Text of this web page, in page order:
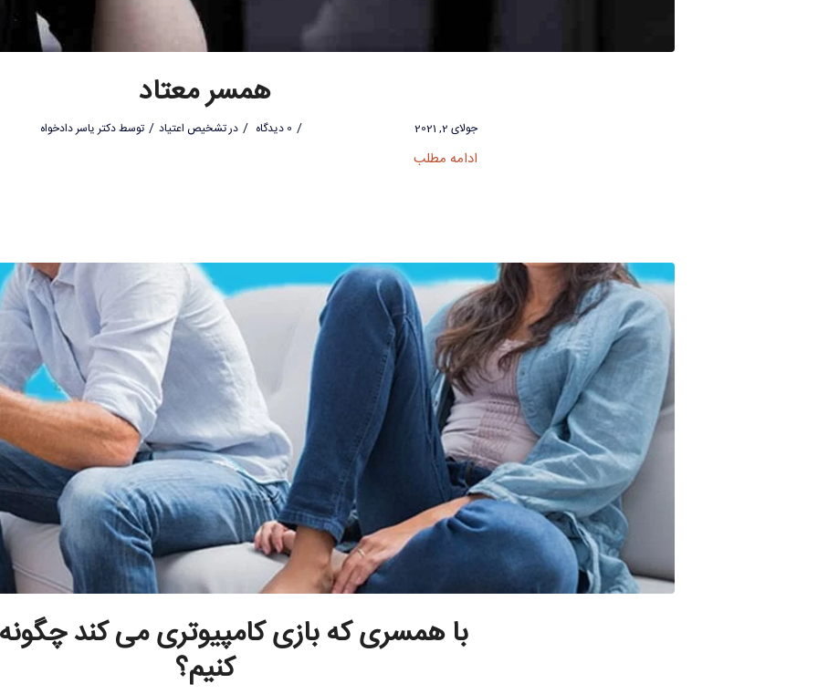
همسر معتاد
جولای 2, 2021 / 0 دیدگاه / درتشخیص اعتیاد / توسطدکتر یاسر دادخواه
ادامه مطلب
با همسری که بازی کامپیوتری می کند چگونه
کنیم؟